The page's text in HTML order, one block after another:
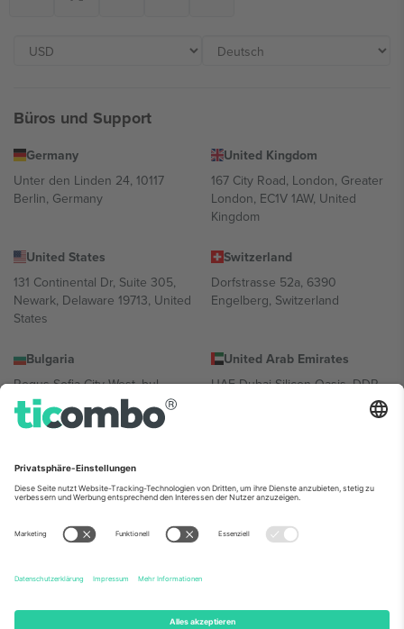
Büros und Support
Germany
Unter den Linden 24, 10117
Berlin, Germany
United Kingdom
167 City Road, London, Greater
London, EC1V 1AW, United
Kingdom
United States
131 Continental Dr, Suite 305,
Newark, Delaware 19713, United
States
Switzerland
Dorfstrasse 52a, 6390
Engelberg, Switzerland
Bulgaria
Regus Sofia City West, bul
Totleben 53-55, 1606 Sofia,
Bulgaria
United Arab Emirates
UAE Dubai Silicon Oasis, DDP
Building A1, Office 302, Dubai,
Mexico
Av Chapultepec 360, Roma
Norte, Cuauhtémoc, 06700
Ciudad de México, CDMX,
Mexico
Die juristische Person des Plattformanbieters kann je nach
Informationen finden Sie auf der jeweiligen Veranstaltungsseite, im